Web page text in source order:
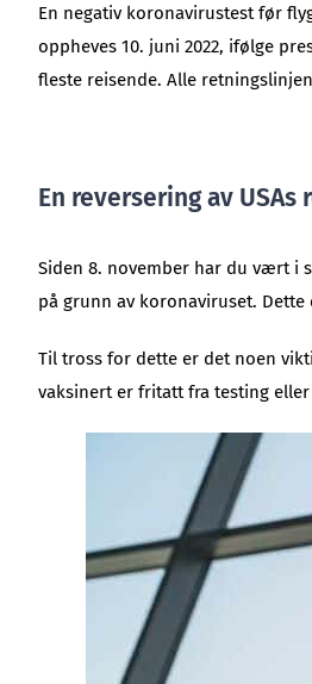
En negativ koronavirustest før
oppheves 10. juni 2022, ifølge
fleste reisende. Alle
En reversering av USAs
Siden 8. november har du vært i
på grunn av koronaviruset.
Til tross for dette er det noen
vaksinert er fritatt fra testing